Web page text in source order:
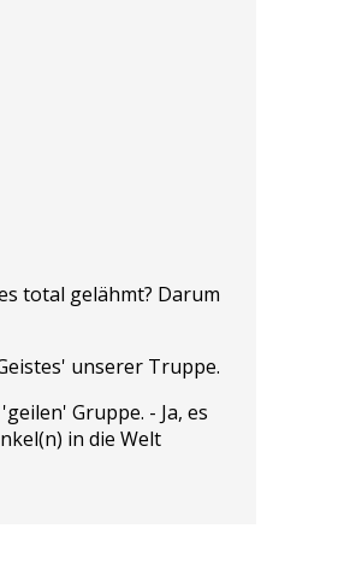
total gelähmt? Darum
unserer Truppe.
Gruppe. - Ja, es
in die Welt